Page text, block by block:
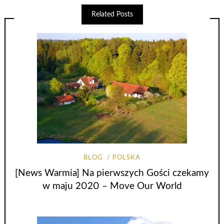
Related Posts
BLOG POLSKA
[News Warmia] Na pierwszych Gości czekamy
w maju 2020 – Move Our World